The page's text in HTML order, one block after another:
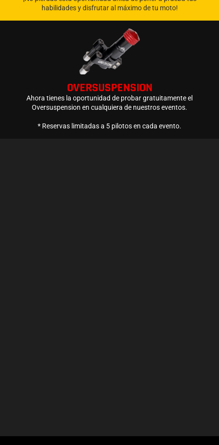
habilidades y disfrutar al máximo de tu moto!
OVERSUSPENSION
Ahora tienes la oportunidad de probar gratuitamente el
Oversuspension en cualquiera de nuestros eventos.
* Reservas limitadas a 5 pilotos en cada evento.